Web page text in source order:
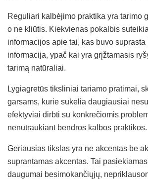
Reguliari kalbėjimo praktika yra tarimo
o ne kliūtis. Kiekvienas pokalbis
informacijos apie tai, kas buvo suprasta
informacija, ypač kai yra grįžtamasis
tarimą natūraliai.
Lygiagretūs tiksliniai tariamo pratimai,
garsams, kurie sukelia daugiausiai
efektyviai dirbti su konkrečiomis
nenutraukiant bendros kalbos praktikos.
Geriausias tikslas yra ne akcentas be
suprantamas akcentas. Tai
daugumai besimokančiųjų,